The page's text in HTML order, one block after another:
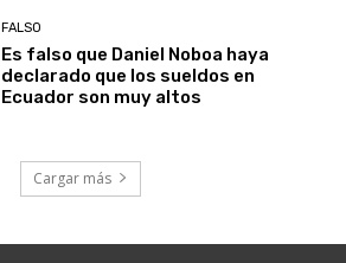
FALSO
Es falso que Daniel Noboa haya
declarado que los sueldos en
Ecuador son muy altos
Cargar más